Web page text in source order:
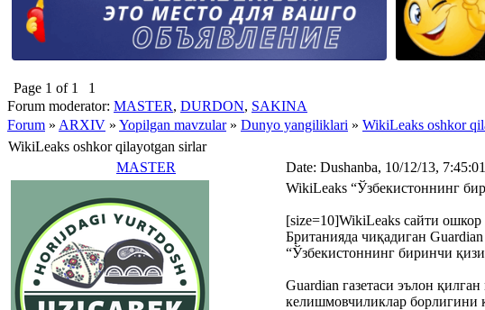
Page 1 of 1 1
Forum moderator: MASTER, DURDON, SAKINA
Forum » ARXIV » Yopilgan mavzular » Dunyo yangiliklari » WikiLeaks oshkor
WikiLeaks oshkor qilayotgan sirlar
MASTER
Date: Dushanba, 10/12/13,
WikiLeaks “Ўзбекистоннинг
[size=10]WikiLeaks сайти
Британияда чиқадиган
“Ўзбекистоннинг биринчи
Guardian газетаси эълон
келишмовчиликлар борлигини